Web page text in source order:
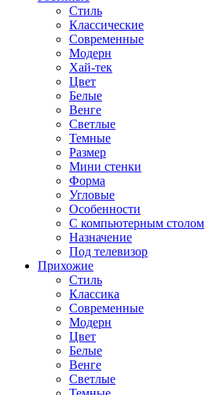
Стиль
Классические
Современные
Модерн
Хай-тек
Цвет
Белые
Венге
Светлые
Темные
Размер
Мини стенки
Форма
Угловые
Особенности
С компьютерным столом
Назначение
Под телевизор
Прихожие
Стиль
Классика
Современные
Модерн
Цвет
Белые
Венге
Светлые